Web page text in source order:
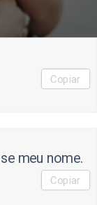
Copiar
meu nome.
Copiar